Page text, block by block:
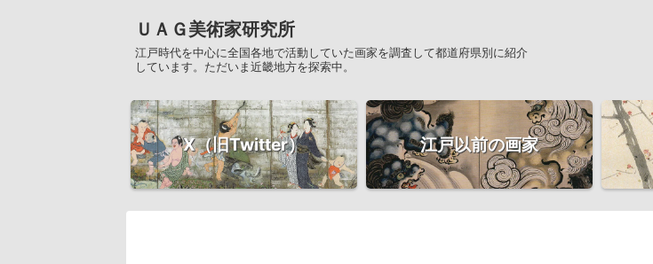
ＵＡＧ美術家研究所
江戸時代を中心に全国各地で活動していた画家を調査して都道府県別に紹介
しています。ただいま近畿地方を探索中。
X（旧Twitter） 江戸以前の画家